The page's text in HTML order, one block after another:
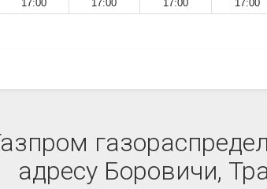
17:00
17:00
17:00
17:00
адресу Боровичи,